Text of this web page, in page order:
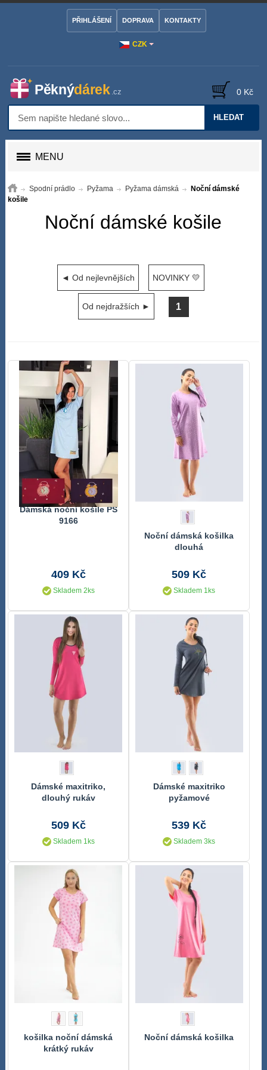
CZK
PŘIHLÁŠENÍ DOPRAVA KONTAKTY
HLEDAT
0 Kč
MENU
Spodní prádlo Pyžama Pyžama dámská
Noční dámské
košile
Noční dámské košile
◄ Od nejlevnějších NOVINKY 💛
Od nejdražších ► 1
Dámská noční košile PS
9166
409 Kč
Skladem 2ks
Noční dámská košilka
dlouhá
509 Kč
Skladem 1ks
Dámské maxitriko,
dlouhý rukáv
509 Kč
Skladem 1ks
Dámské maxitriko
pyžamové
539 Kč
Skladem 3ks
košilka noční dámská
krátký rukáv
Noční dámská košilka